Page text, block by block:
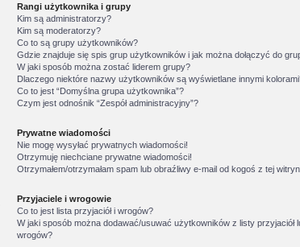
Rangi użytkownika i grupy
Kim są administratorzy?
Kim są moderatorzy?
Co to są grupy użytkowników?
Gdzie znajduje się spis grup użytkowników i jak można dołączyć do
W jaki sposób można zostać liderem grupy?
Dlaczego niektóre nazwy użytkowników są wyświetlane innymi
Co to jest “Domyślna grupa użytkownika”?
Czym jest odnośnik “Zespół administracyjny”?
Prywatne wiadomości
Nie mogę wysyłać prywatnych wiadomości!
Otrzymuję niechciane prywatne wiadomości!
Otrzymałem/otrzymałam spam lub obraźliwy e-mail od kogoś z tej
Przyjaciele i wrogowie
Co to jest lista przyjaciół i wrogów?
W jaki sposób można dodawać/usuwać użytkowników z listy przyjaciół
wrogów?